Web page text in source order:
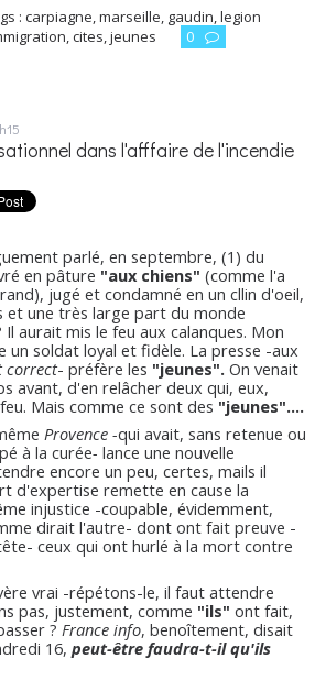
:carpiagne ,marseille gaudin ,legion
cites jeunes 0
dans l'afffaire de l'incendie
parlé, en septembre, (1) du
en pâture "aux chiens" (comme l'a
jugé et condamné en un cllin d'oeil,
et une très large part du monde
aurait mis le feu aux calanques. Mon
un soldat loyal et fidèle. La presse -aux
correct- préfère les "jeunes". On venait
avant, d'en relâcher deux qui, eux,
Mais comme ce sont des "jeunes"....
Provence -qui avait, sans retenue ou
à la curée- lance une nouvelle
encore un peu, certes, mails il
d'expertise remette en cause la
injustice -coupable, évidemment,
dirait l'autre- dont ont fait preuve -
ceux qui ont hurlé à la mort contre
vrai -répétons-le, il faut attendre
pas, justement, comme "ils" ont fait,
? France info, benoîtement, disait
16, peut-être faudra-t-il qu'ils